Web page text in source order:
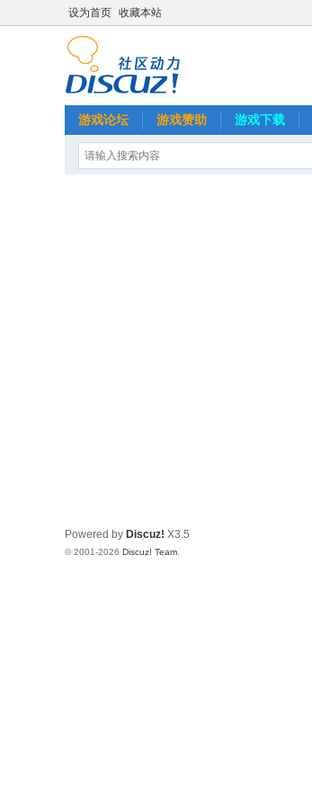
设为首页 收藏本站
游戏论坛 游戏赞助 游戏下载
Powered by Discuz! X3.5
© 2001-2026 Discuz! Team